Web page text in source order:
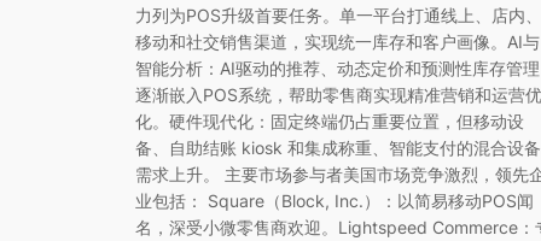
力列为POS升级首要任务。单一平台打通线上、店内、
移动和社交销售渠道，实现统一库存和客户画像。AI与
智能分析：AI驱动的推荐、动态定价和预测性库存管理
逐渐嵌入POS系统，帮助零售商实现精准营销和运营优
化。硬件现代化：固定终端仍占重要位置，但移动设
备、自助结账 kiosk 和集成称重、智能支付的混合设备
需求上升。 主要市场参与者美国市场竞争激烈，领先
业包括： Square（Block, Inc.）：以简易移动POS闻
名，深受小微零售商欢迎。Lightspeed Commerce：